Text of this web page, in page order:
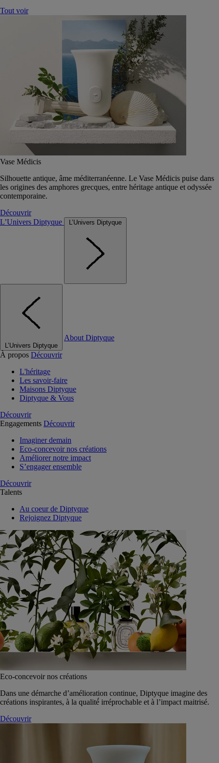
Tout voir
Vase Médicis
Silhouette antique, âme méditerranéenne. Le Vase Médicis puise dans
les origines des amphores grecques, entre héritage antique et odyssée
contemporaine.
Découvrir
L’Univers Diptyque
L’Univers Diptyque
L’Univers Diptyque
About Diptyque
À propos Découvrir
L'héritage
Les savoir-faire
Maisons Diptyque
Diptyque & Vous
Découvrir
Engagements Découvrir
Imaginer demain
Eco-concevoir nos créations
Améliorer notre impact
S’engager ensemble
Découvrir
Talents
Au coeur de Diptyque
Rejoignez Diptyque
Eco-concevoir nos créations
Dans une démarche d’amélioration continue, Diptyque imagine des
créations inspirantes, à la qualité́ irréprochable et à l’impact maitrisé.
Découvrir